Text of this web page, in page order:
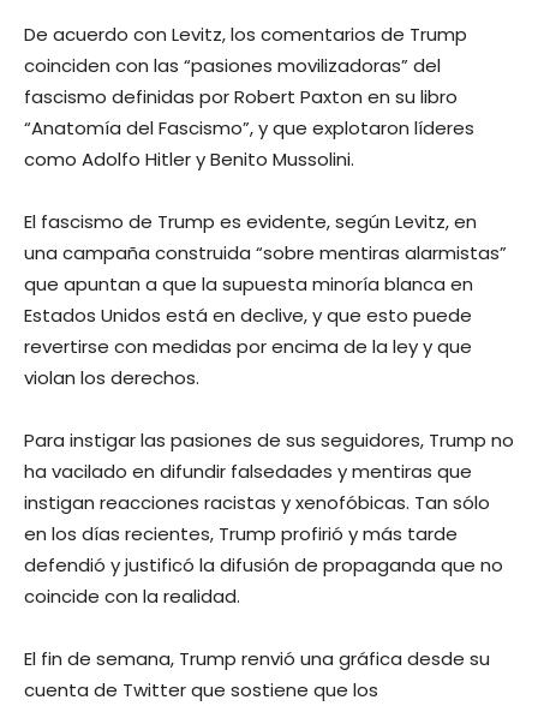
De acuerdo con Levitz, los comentarios de Trump
coinciden con las “pasiones movilizadoras” del
fascismo definidas por Robert Paxton en su libro
“Anatomía del Fascismo”, y que explotaron líderes
como Adolfo Hitler y Benito Mussolini.
El fascismo de Trump es evidente, según Levitz, en
una campaña construida “sobre mentiras alarmistas”
que apuntan a que la supuesta minoría blanca en
Estados Unidos está en declive, y que esto puede
revertirse con medidas por encima de la ley y que
violan los derechos.
Para instigar las pasiones de sus seguidores, Trump no
ha vacilado en difundir falsedades y mentiras que
instigan reacciones racistas y xenofóbicas. Tan sólo
en los días recientes, Trump profirió y más tarde
defendió y justificó la difusión de propaganda que no
coincide con la realidad.
El fin de semana, Trump renvió una gráfica desde su
cuenta de Twitter que sostiene que los